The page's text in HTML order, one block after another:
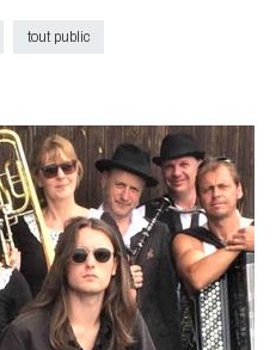
tout public